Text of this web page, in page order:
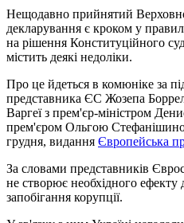
Нещодавно прийнятий
декларування є кроком у
на рішення Конституційного
містить деякі недоліки.
Про це йдеться в комюніке за
представника ЄС Жозепа
Варгеї з прем'єр-міністром
прем'єром Ольгою
грудня, видання Європейська
За словами представників
не створює необхідного ефекту
запобігання корупції.